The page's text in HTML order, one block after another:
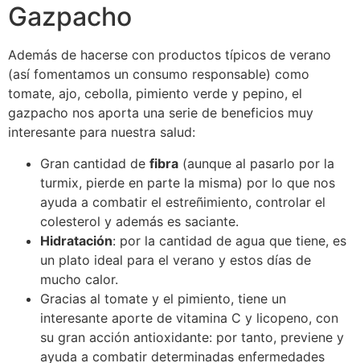
Gazpacho
Además de hacerse con productos típicos de verano
(así fomentamos un consumo responsable) como
tomate, ajo, cebolla, pimiento verde y pepino, el
gazpacho nos aporta una serie de beneficios muy
interesante para nuestra salud:
Gran cantidad de fibra (aunque al pasarlo por la
turmix, pierde en parte la misma) por lo que nos
ayuda a combatir el estreñimiento, controlar el
colesterol y además es saciante.
Hidratación: por la cantidad de agua que tiene, es
un plato ideal para el verano y estos días de
mucho calor.
Gracias al tomate y el pimiento, tiene un
interesante aporte de vitamina C y licopeno, con
su gran acción antioxidante: por tanto, previene y
ayuda a combatir determinadas enfermedades